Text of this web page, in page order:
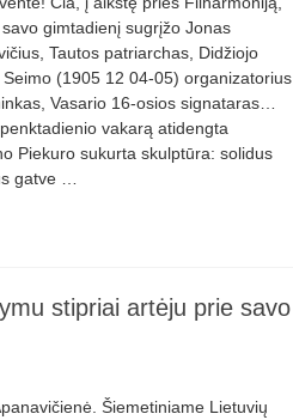
gimtadienį sugrįžo Jonas
Tautos patriarchas, Didžiojo
Seimo (1905 12 04-05) organizatorius
Vasario 16-osios signataras…
vakarą atidengta
Piekuro sukurta skulptūra: solidus
gatve …
stipriai artėju prie savo
Šiemetiniame Lietuvių